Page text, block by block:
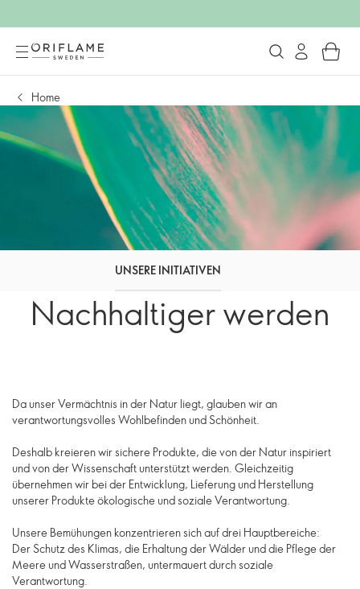
Home
UNSERE INITIATIVEN
Nachhaltiger werden
Da unser Vermächtnis in der Natur liegt, glauben wir an
verantwortungsvolles Wohlbefinden und Schönheit.
Deshalb kreieren wir sichere Produkte, die von der Natur inspiriert
und von der Wissenschaft unterstützt werden. Gleichzeitig
übernehmen wir bei der Entwicklung, Lieferung und Herstellung
unserer Produkte ökologische und soziale Verantwortung.
Unsere Bemühungen konzentrieren sich auf drei Hauptbereiche:
Der Schutz des Klimas, die Erhaltung der Wälder und die Pflege der
Meere und Wasserstraßen, untermauert durch soziale
Verantwortung.